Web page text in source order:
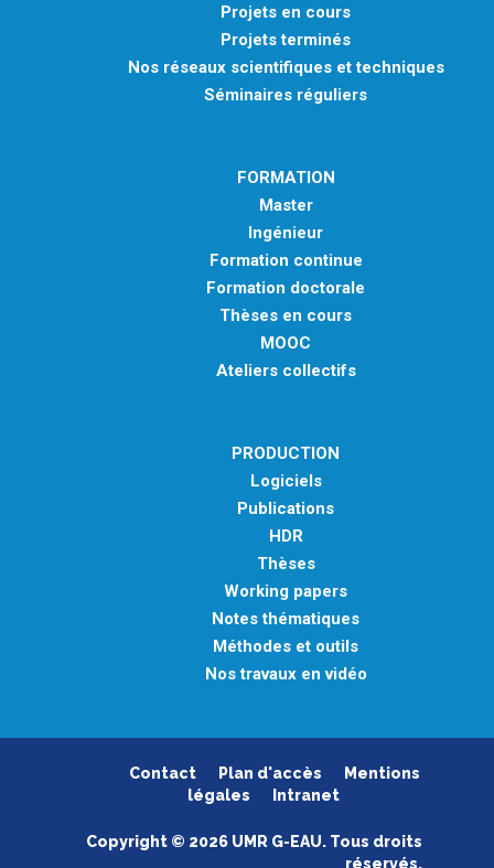
Projets en cours
Projets terminés
Nos réseaux scientifiques et techniques
Séminaires réguliers
FORMATION
Master
Ingénieur
Formation continue
Formation doctorale
Thèses en cours
MOOC
Ateliers collectifs
PRODUCTION
Logiciels
Publications
HDR
Thèses
Working papers
Notes thématiques
Méthodes et outils
Nos travaux en vidéo
Contact Plan d'accès
Mentions
légales
Intranet
Copyright © 2026 UMR G-EAU. Tous droits
réservés.